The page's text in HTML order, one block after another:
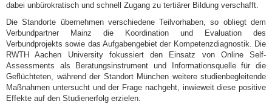
dabei unbürokratisch und schnell Zugang zu tertiärer Bildung verschafft.
Die Standorte übernehmen verschiedene Teilvorhaben, so obliegt dem
Verbundpartner Mainz die Koordination und Evaluation des
Verbundprojekts sowie das Aufgabengebiet der Kompetenzdiagnostik. Die
RWTH Aachen University fokussiert den Einsatz von Online Self-
Assessments als Beratungsinstrument und Informationsquelle für die
Geflüchteten, während der Standort München weitere studienbegleitende
Maßnahmen untersucht und der Frage nachgeht, inwieweit diese positive
Effekte auf den Studienerfolg erzielen.